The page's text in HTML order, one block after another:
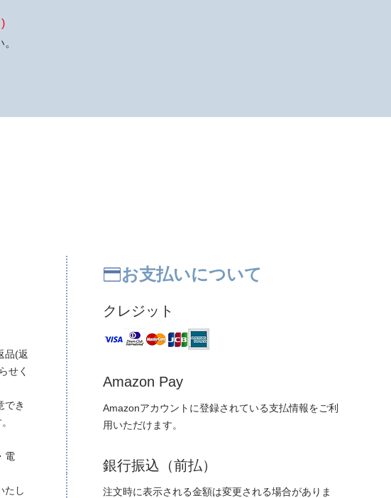
品(返
せく
でき
電
たし
お支払いについて
クレジット
Amazon Pay
Amazonアカウントに登録されている支払情報をご利
用いただけます。
銀行振込（前払）
注文時に表示される金額は変更される場合がありま